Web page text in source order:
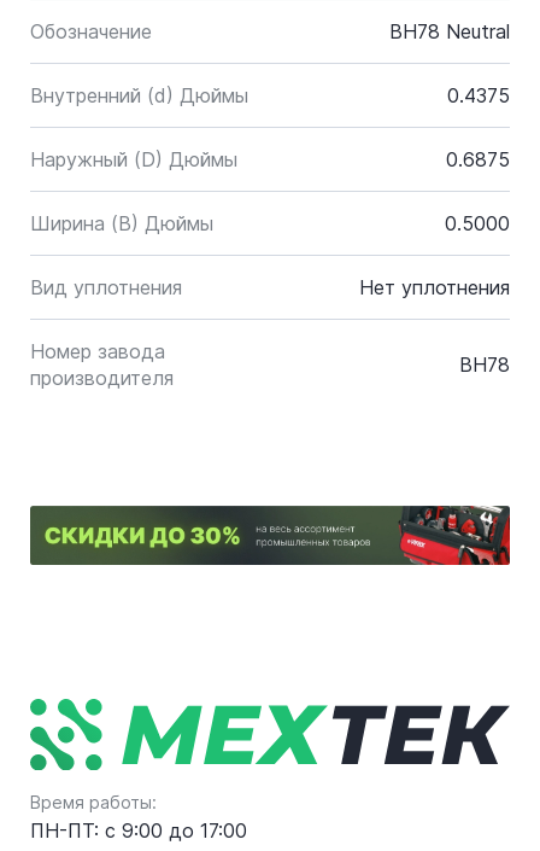
Обозначение BH78 Neutral
Внутренний (d) Дюймы 0.4375
Наружный (D) Дюймы 0.6875
Ширина (B) Дюймы 0.5000
Вид уплотнения Нет уплотнения
Номер завода
производителя
BH78
Время работы:
ПН-ПТ: с 9:00 до 17:00